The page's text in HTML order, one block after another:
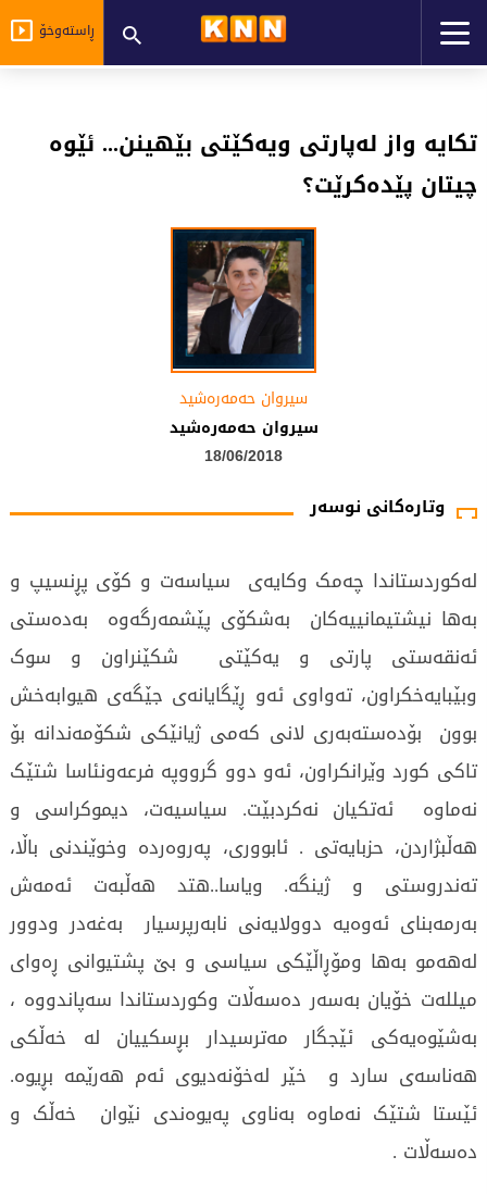
ڕاستەوخۆ
تکایە واز لەپارتی ویەکێتی بێهینن... ئێوە
چیتان پێدەکرێت؟
سیروان حەمەرەشید
سیروان حەمەرەشید
18/06/2018
وتارەکانی نوسەر
لەکوردستاندا چەمک وکایەی سیاسەت و کۆی پڕنسیپ و
بەها نیشتیمانییەکان بەشکۆی پێشمەرگەوە بەدەستی
ئەنقەستی پارتی و یەکێتی شکێنراون و سوک
وبێبایەخکراون، تەواوی ئەو ڕێگایانەی جێگەی هیوابەخش
بوون بۆدەستەبەری لانی کەمی ژیانێکی شکۆمەندانە بۆ
تاکی کورد وێرانکراون، ئەو دوو گرووپە فرعەونئاسا شتێک
نەماوە ئەتکیان نەکردبێت. سیاسیەت، دیموکراسی و
هەڵبژاردن، حزبایەتی . ئابووری، پەروەردە وخوێندنی باڵا،
تەندروستی و ژینگە. ویاسا..هتد هەڵبەت ئەمەش
بەرمەبنای ئەوەیە دوولایەنی نابەرپرسیار بەغەدر ودوور
لەهەمو بەها ومۆڕاڵێکی سیاسی و بێ پشتیوانی ڕەوای
میللەت خۆیان بەسەر دەسەڵات وکوردستاندا سەپاندووە ،
بەشێوەیەکی ئێجگار مەترسیدار بڕسکییان لە خەڵکی
هەناسەی سارد و خێر لەخۆنەدیوی ئەم هەرێمە بڕیوە.
ئێستا شتێک نەماوە بەناوی پەیوەندی نێوان خەڵک و
دەسەڵات .